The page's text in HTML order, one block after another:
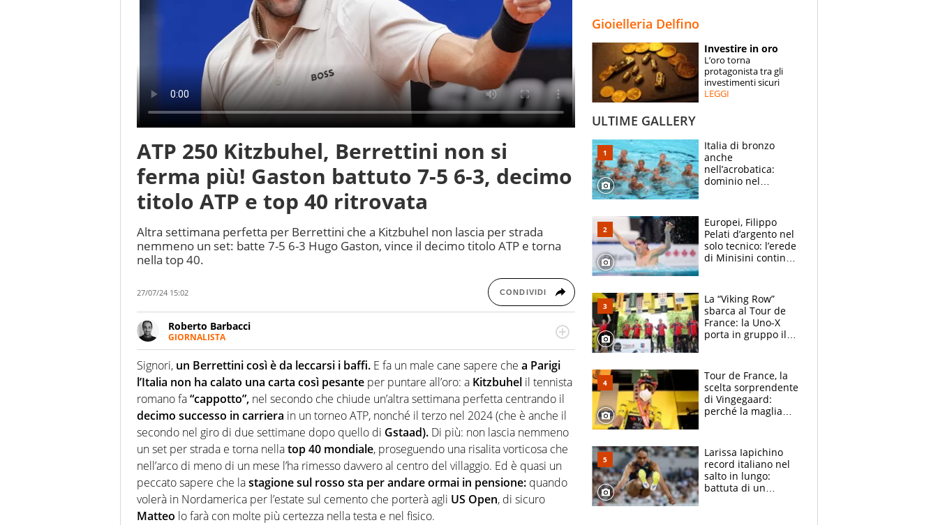
ESPERTI
CONTATTI
ATP 250 Kitzbuhel, Berrettini non si
ferma più! Gaston battuto 7-5 6-3, decimo
titolo ATP e top 40 ritrovata
Altra settimana perfetta per Berrettini che a Kitzbuhel non lascia per strada
nemmeno un set: batte 7-5 6-3 Hugo Gaston, vince il decimo titolo ATP e torna
nella top 40.
27/07/24 15:02 CONDIVIDI
Roberto Barbacci
GIORNALISTA
Giornalista (pubblicista) sportivo a tutto campo, è il tuttologo di Virgilio Sport. Provate a
chiedergli di boxe, di scherma, di volley o di curling: ve ne farà innamorare
Signori, un Berrettini così è da leccarsi i baffi. E fa un male cane sapere che a Parigi
l’Italia non ha calato una carta così pesante per puntare all’oro: a Kitzbuhel il tennista
romano fa“cappotto”, nel secondo che chiude un’altra settimana perfetta centrando il
decimo successo in carriera in un torneo ATP, nonché il terzo nel 2024 (che è anche il
secondo nel giro di due settimane dopo quello di Gstaad). Di più: non lascia nemmeno
un set per strada e torna nellatop 40 mondiale, proseguendo una risalita vorticosa che
nell’arco di meno di un mese l’ha rimesso davvero al centro del villaggio. Ed è quasi un
peccato sapere che lastagione sul rosso sta per andare ormai in pensione: quando
volerà in Nordamerica per l’estate sul cemento che porterà agli US Open, di sicuro
Matteo lo farà con molte più certezza nella testa e nel fisico.
Gioielleria Delfino
Investire in oro
L’oro torna
protagonista tra gli
investimenti sicuri
LEGGI
ULTIME GALLERY
Italia di bronzo
anche
nell’acrobatica:
dominio nel
e compagni
continuare
Europei, Filippo
Pelati d’argento nel
solo tecnico: l’erede
di Minisini continua
mirino
La “Viking Row”
sbarca al Tour de
France: la Uno-X
porta in gruppo il
compagni
Tour de France, la
scelta sorprendente
di Vingegaard:
perché la maglia
rischio da evitare
Larissa Iapichino
record italiano nel
salto in lungo:
battuta di un